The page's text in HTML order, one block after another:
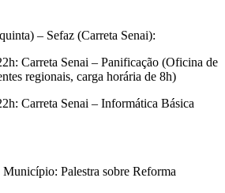
– Sefaz (Carreta Senai):
Carreta Senai – Panificação (Oficina de
regionais, carga horária de 8h)
Carreta Senai – Informática Básica
Palestra sobre Reforma